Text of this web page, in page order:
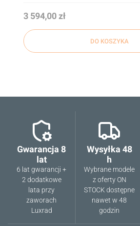
Cena
3 594,00 zł
DO KOSZYKA
Gwarancja 8
lat
6 lat gwarancji +
2 dodatkowe
lata przy
zaworach
Luxrad
Wysyłka 48
h
Wybrane modele
z oferty ON
STOCK dostępne
nawet w 48
godzin